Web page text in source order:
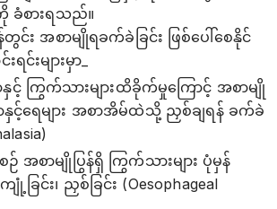
ခံစားရသည်။
တွင်း အစာမျိုရခက်ခဲခြင်း ဖြစ်ပေါ်စေနိုင်
င်းများမှာ_
နှင့် ကြွက်သားများထိခိုက်မှုကြောင့် အစာမျို
ာနှင့်ရေများ အစာအိမ်ထဲသို့ ညှစ်ချရန် ခက်ခဲ
ဉ် အစာမျိုပြွန်ရှိ ကြွက်သားများ ပုံမှန်
ြင်း၊ ညှစ်ခြင်း (Oesophageal